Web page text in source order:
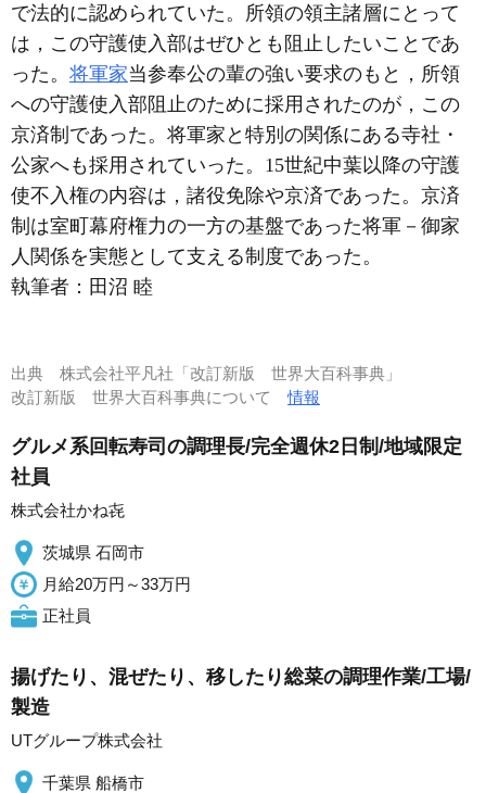
で法的に認められていた。所領の領主諸層にとって
は，この守護使入部はぜひとも阻止したいことであ
った。 将軍家当参奉公の輩の強い要求のもと，所領
への守護使入部阻止のために採用されたのが，この
京済制であった。将軍家と特別の関係にある寺社・
公家へも採用されていった。15世紀中葉以降の守護
使不入権の内容は，諸役免除や京済であった。京済
制は室町幕府権力の一方の基盤であった将軍－御家
人関係を実態として支える制度であった。
執筆者： 田沼 睦
出典 株式会社平凡社「改訂新版 世界大百科事典」
改訂新版 世界大百科事典について情報
グルメ系回転寿司の調理長/完全週休2日制/地域限定
社員
株式会社かね㐂
茨城県 石岡市
月給20万円～33万円
正社員
揚げたり、混ぜたり、移したり総菜の調理作業/工場/
製造
UTグループ株式会社
千葉県 船橋市